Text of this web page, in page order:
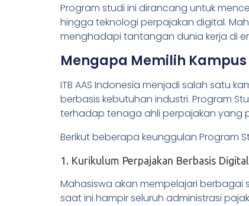
Program studi ini dirancang untuk
hingga teknologi perpajakan digital.
menghadapi tantangan dunia kerja di
Mengapa Memilih Kampus
ITB AAS Indonesia menjadi salah satu
berbasis kebutuhan industri. Program
terhadap tenaga ahli perpajakan yang
Berikut beberapa keunggulan Program
1. Kurikulum Perpajakan Berbasis Digital
Mahasiswa akan mempelajari
saat ini hampir seluruh administrasi